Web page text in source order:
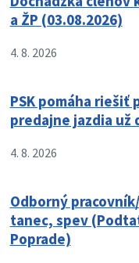
a ŽP (03.08.2026)
4. 8. 2026
PSK pomáha
predajne jazdia už
4. 8. 2026
Odborný
tanec, spev
Poprade)